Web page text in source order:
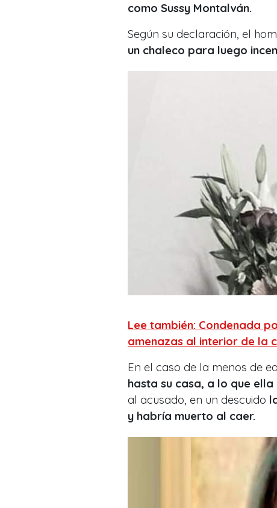
como Sussy Montalván.
Según su declaración, el
un chaleco para luego
Lee también: Condenada
amenazas al interior de la
En el caso de la menos de
hasta su casa, a lo que
al acusado, en un descuido
y habría muerto al caer.